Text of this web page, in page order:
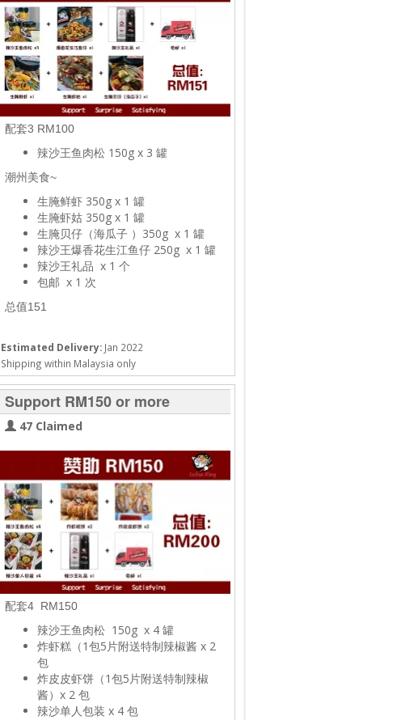
配套3 RM100
辣沙王鱼肉松 150g x 3 罐
潮州美食~
生腌鲜虾 350g x 1 罐
生腌虾姑 350g x 1 罐
生腌贝仔（海瓜子 ）350g x 1 罐
辣沙王爆香花生江鱼仔 250g x 1 罐
辣沙王礼品 x 1 个
包邮 x 1 次
总值151
Estimated Delivery: Jan 2022
Shipping within Malaysia only
Support RM150 or more
47 Claimed
配套4 RM150
辣沙王鱼肉松 150g x 4 罐
炸虾糕（1包5片附送特制辣椒酱 x 2
包
炸皮皮虾饼（1包5片附送特制辣椒
酱）x 2 包
辣沙单人包装 x 4 包